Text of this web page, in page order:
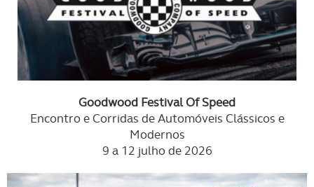
Goodwood Festival Of Speed
Encontro e Corridas de Automóveis Clássicos e
Modernos
9 a 12 julho de 2026